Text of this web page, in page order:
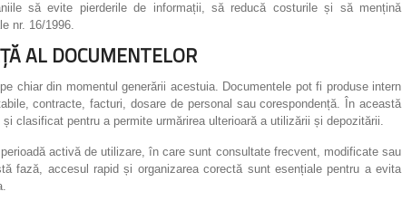
să evite pierderile de informații, să reducă costurile și să mențină
nr. 16/1996.
AL DOCUMENTELOR
chiar din momentul generării acestuia. Documentele pot fi produse intern
contracte, facturi, dosare de personal sau corespondență. În această
clasificat pentru a permite urmărirea ulterioară a utilizării și depozitării.
activă de utilizare, în care sunt consultate frecvent, modificate sau
fază, accesul rapid și organizarea corectă sunt esențiale pentru a evita